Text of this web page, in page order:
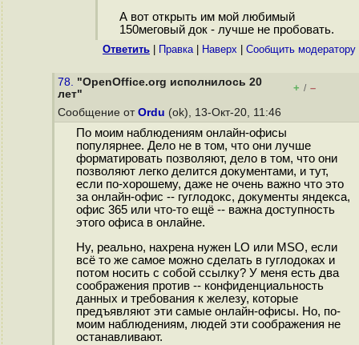
А вот открыть им мой любимый
150меговый док - лучше не пробовать.
Ответить Правка| Наверх Cообщить модератору
78. "OpenOffice.org исполнилось 20
лет"
+ / –
Сообщение от Ordu (ok), 13-Окт-20, 11:46
По моим наблюдениям онлайн-офисы
популярнее. Дело не в том, что они лучше
форматировать позволяют, дело в том, что они
позволяют легко делится документами, и тут,
если по-хорошему, даже не очень важно что это
за онлайн-офис -- гуглодокс, документы яндекса,
офис 365 или что-то ещё -- важна доступность
этого офиса в онлайне.
Ну, реально, нахрена нужен LO или MSO, если
всё то же самое можно сделать в гуглодоках и
потом носить с собой ссылку? У меня есть два
соображения против -- конфиденциальность
данных и требования к железу, которые
предъявляют эти самые онлайн-офисы. Но, по-
моим наблюдениям, людей эти соображения не
останавливают.